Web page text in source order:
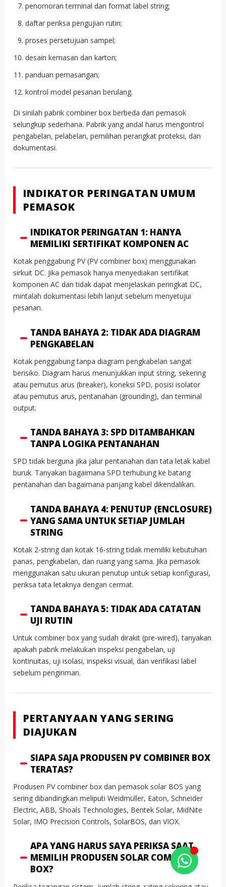
penomoran terminal dan format label string;
daftar periksa pengujian rutin;
proses persetujuan sampel;
desain kemasan dan karton;
panduan pemasangan;
kontrol model pesanan berulang.
Di sinilah pabrik combiner box berbeda dari pemasok
selungkup sederhana. Pabrik yang andal harus mengontrol
pengabelan, pelabelan, pemilihan perangkat proteksi, dan
dokumentasi.
INDIKATOR PERINGATAN UMUM
PEMASOK
INDIKATOR PERINGATAN 1: HANYA
MEMILIKI SERTIFIKAT KOMPONEN AC
Kotak penggabung PV (PV combiner box) menggunakan
sirkuit DC. Jika pemasok hanya menyediakan sertifikat
komponen AC dan tidak dapat menjelaskan peringkat DC,
mintalah dokumentasi lebih lanjut sebelum menyetujui
pesanan.
TANDA BAHAYA 2: TIDAK ADA DIAGRAM
PENGKABELAN
Kotak penggabung tanpa diagram pengkabelan sangat
berisiko. Diagram harus menunjukkan input string, sekering
atau pemutus arus (breaker), koneksi SPD, posisi isolator
atau pemutus arus, pentanahan (grounding), dan terminal
output.
TANDA BAHAYA 3: SPD DITAMBAHKAN
TANPA LOGIKA PENTANAHAN
SPD tidak berguna jika jalur pentanahan dan tata letak kabel
buruk. Tanyakan bagaimana SPD terhubung ke batang
pentanahan dan bagaimana panjang kabel dikendalikan.
TANDA BAHAYA 4: PENUTUP (ENCLOSURE)
YANG SAMA UNTUK SETIAP JUMLAH
STRING
Kotak 2-string dan kotak 16-string tidak memiliki kebutuhan
panas, pengkabelan, dan ruang yang sama. Jika pemasok
menggunakan satu ukuran penutup untuk setiap konfigurasi,
periksa tata letaknya dengan cermat.
TANDA BAHAYA 5: TIDAK ADA CATATAN
UJI RUTIN
Untuk combiner box yang sudah dirakit (pre-wired), tanyakan
apakah pabrik melakukan inspeksi pengabelan, uji
kontinuitas, uji isolasi, inspeksi visual, dan verifikasi label
sebelum pengiriman.
PERTANYAAN YANG SERING
DIAJUKAN
SIAPA SAJA PRODUSEN PV COMBINER BOX
TERATAS?
Produsen PV combiner box dan pemasok solar BOS yang
sering dibandingkan meliputi Weidmüller, Eaton, Schneider
Electric, ABB, Shoals Technologies, Bentek Solar, MidNite
Solar, IMO Precision Controls, SolarBOS, dan VIOX.
APA YANG HARUS SAYA PERIKSA SAAT
MEMILIH PRODUSEN SOLAR COMBINER
BOX?